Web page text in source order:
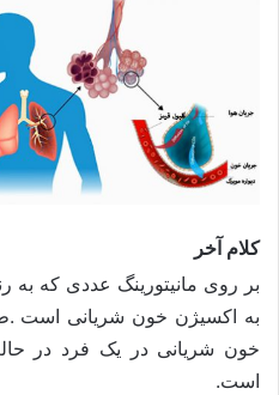
کلام آخر
بر روی مانیتورینگ عددی که
به اکسیژن خون شریانی است
است.